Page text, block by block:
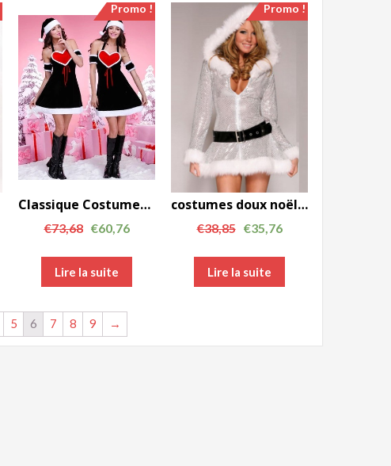
Promo !
Classique Costumes de Noël Noir Mme Claus Party Dress Perform Uniformes FCC0060
€73,68 €60,76
Lire la suite
Promo !
costumes doux noël argent robe à paillettes avec un chapeau un FCC0088 uniforme costume
€38,85 €35,76
Lire la suite
5 6 7 8 9 →
Note